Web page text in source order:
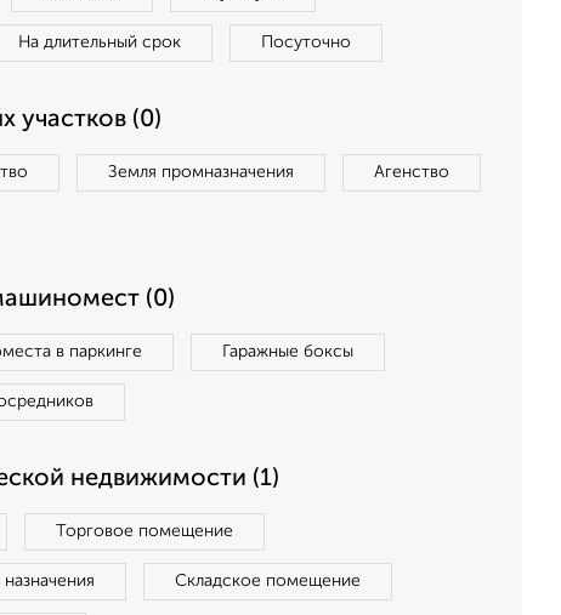
На длительный срок Посуточно
участков (0)
Земля промназначения Агенство
(0)
в паркинге Гаражные боксы
недвижимости (1)
Торговое помещение
Складское помещение